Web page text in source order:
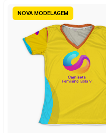
NOVA MODELAGEM